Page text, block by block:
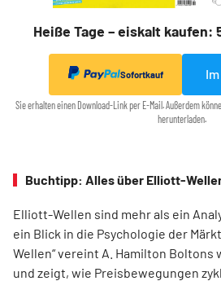
Heiße Tage – eiskalt kaufen:
Sofortkauf
Sie erhalten einen Download-Link per E-Mail. Außerdem
herunterladen.
Buchtipp: Alles über Elliott-
Elliott-Wellen sind mehr als ein
ein Blick in die Psychologie der
Wellen“ vereint A. Hamilton
und zeigt, wie Preisbewegungen